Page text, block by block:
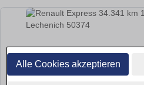
Alle Cookies akzeptieren